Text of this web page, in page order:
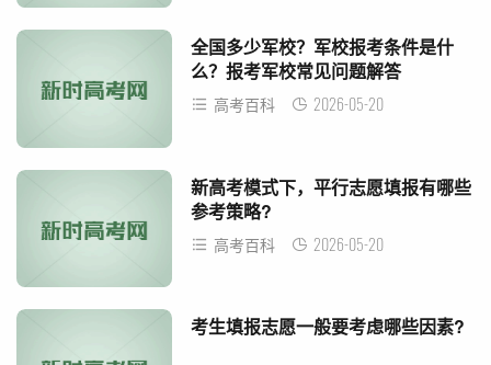
全国多少军校？军校报考条件是什
么？报考军校常见问题解答
高考百科 2026-05-20
新高考模式下，平行志愿填报有哪些
参考策略?
高考百科 2026-05-20
考生填报志愿一般要考虑哪些因素?